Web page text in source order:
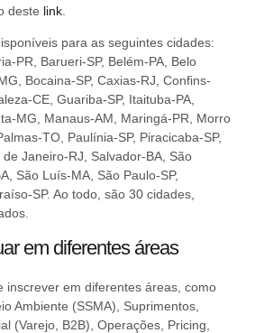
deste link
para as seguintes cidades:
PR, Barueri-SP, Belém-PA, Belo
Bocaina-SP, Caxias-RJ, Confins-
CE, Guariba-SP, Itaituba-PA,
MG, Manaus-AM, Maringá-PR, Morro
TO, Paulínia-SP, Piracicaba-SP,
de Janeiro-RJ, Salvador-BA, São
São Luís-MA, São Paulo-SP,
SP. Ao todo, são 30 cidades,
em diferentes áreas
inscrever em diferentes áreas, como
Ambiente (SSMA), Suprimentos,
(Varejo, B2B), Operações, Pricing,